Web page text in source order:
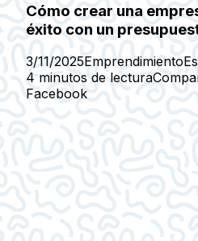
Cómo crear una
éxito con un
3/11/2025Emprendimiento
4 minutos de lectura
Facebook